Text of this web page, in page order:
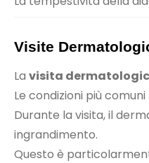
Visite
La visita
Le condizioni più
Durante la visita, il
ingrandimento.
Questo è